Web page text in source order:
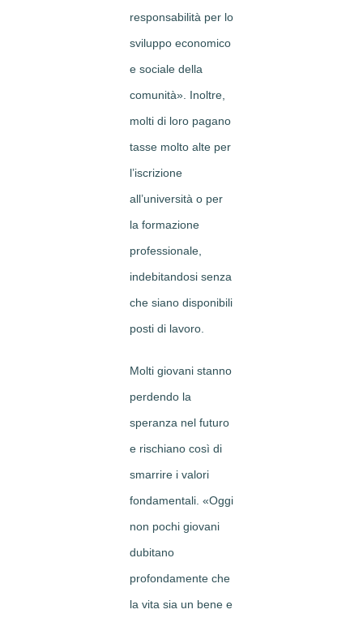
responsabilità per lo
sviluppo economico
e sociale della
comunità». Inoltre,
molti di loro pagano
tasse molto alte per
l’iscrizione
all’università o per
la formazione
professionale,
indebitandosi senza
che siano disponibili
posti di lavoro.
Molti giovani stanno
perdendo la
speranza nel futuro
e rischiano così di
smarrire i valori
fondamentali. «Oggi
non pochi giovani
dubitano
profondamente che
la vita sia un bene e